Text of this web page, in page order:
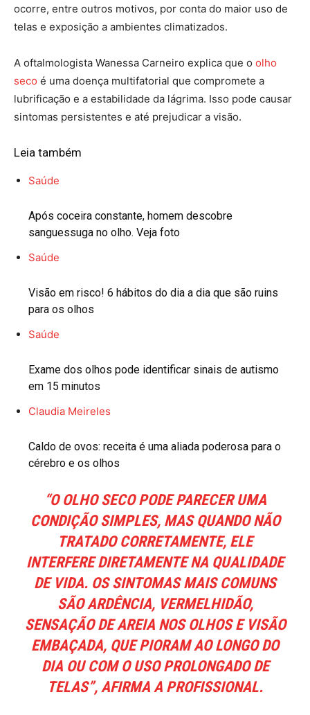
ocorre, entre outros motivos, por conta do maior uso de
telas e exposição a ambientes climatizados.
A oftalmologista Wanessa Carneiro explica que o olho
seco é uma doença multifatorial que compromete a
lubrificação e a estabilidade da lágrima. Isso pode causar
sintomas persistentes e até prejudicar a visão.
Leia também
Saúde
Após coceira constante, homem descobre
sanguessuga no olho. Veja foto
Saúde
Visão em risco! 6 hábitos do dia a dia que são ruins
para os olhos
Saúde
Exame dos olhos pode identificar sinais de autismo
em 15 minutos
Claudia Meireles
Caldo de ovos: receita é uma aliada poderosa para o
cérebro e os olhos
“O OLHO SECO PODE PARECER UMA
CONDIÇÃO SIMPLES, MAS QUANDO NÃO
TRATADO CORRETAMENTE, ELE
INTERFERE DIRETAMENTE NA QUALIDADE
DE VIDA. OS SINTOMAS MAIS COMUNS
SÃO ARDÊNCIA, VERMELHIDÃO,
SENSAÇÃO DE AREIA NOS OLHOS E VISÃO
EMBAÇADA, QUE PIORAM AO LONGO DO
DIA OU COM O USO PROLONGADO DE
TELAS”, AFIRMA A PROFISSIONAL.